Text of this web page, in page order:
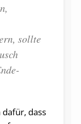
sollte
dass